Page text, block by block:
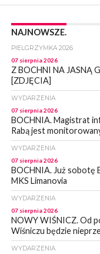
NAJNOWSZE.
PIELGRZYMKA 2026
07 sierpnia 2026
Z BOCHNI NA JASNĄ
[ZDJĘCIA]
WYDARZENIA
07 sierpnia 2026
BOCHNIA. Magistrat
Rabą jest
WYDARZENIA
07 sierpnia 2026
BOCHNIA. Już sobotę
MKS Limanovia
WYDARZENIA
07 sierpnia 2026
NOWY WIŚNICZ. Od
Wiśniczu będzie
WYDARZENIA